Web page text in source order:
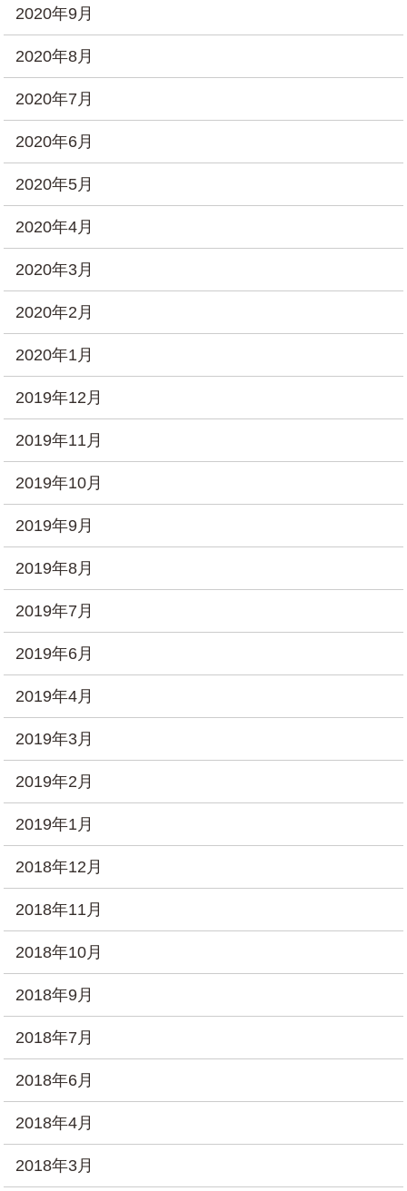
2020年9月
2020年8月
2020年7月
2020年6月
2020年5月
2020年4月
2020年3月
2020年2月
2020年1月
2019年12月
2019年11月
2019年10月
2019年9月
2019年8月
2019年7月
2019年6月
2019年4月
2019年3月
2019年2月
2019年1月
2018年12月
2018年11月
2018年10月
2018年9月
2018年7月
2018年6月
2018年4月
2018年3月